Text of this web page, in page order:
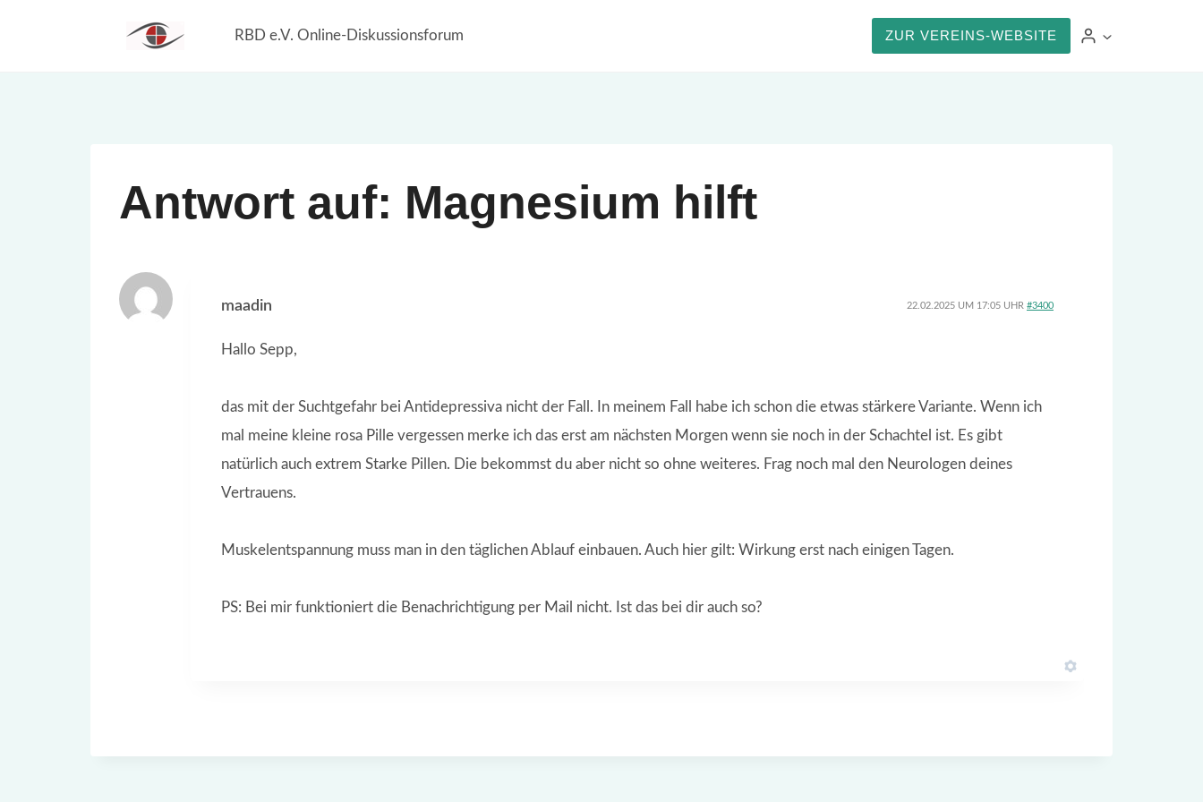
RBD e.V. Online-Diskussionsforum ZUR VEREINS-WEBSITE
Antwort auf: Magnesium hilft
maadin 22.02.2025 UM 17:05 UHR #3400
Hallo Sepp,
das mit der Suchtgefahr bei Antidepressiva nicht der Fall. In meinem Fall habe ich schon die etwas stärkere Variante. Wenn ich
mal meine kleine rosa Pille vergessen merke ich das erst am nächsten Morgen wenn sie noch in der Schachtel ist. Es gibt
natürlich auch extrem Starke Pillen. Die bekommst du aber nicht so ohne weiteres. Frag noch mal den Neurologen deines
Vertrauens.
Muskelentspannung muss man in den täglichen Ablauf einbauen. Auch hier gilt: Wirkung erst nach einigen Tagen.
PS: Bei mir funktioniert die Benachrichtigung per Mail nicht. Ist das bei dir auch so?